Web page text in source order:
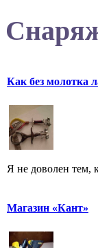
Как без молотка
Я не доволен тем,
Магазин «Кант»